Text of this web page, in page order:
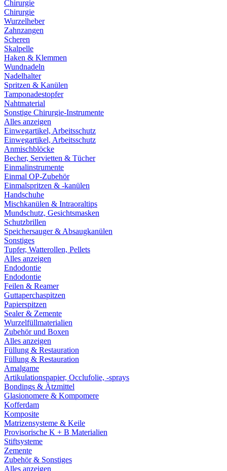
Chirurgie
Chirurgie
Wurzelheber
Zahnzangen
Scheren
Skalpelle
Haken & Klemmen
Wundnadeln
Nadelhalter
Spritzen & Kanülen
Tamponadestopfer
Nahtmaterial
Sonstige Chirurgie-Instrumente
Alles anzeigen
Einwegartikel, Arbeitsschutz
Einwegartikel, Arbeitsschutz
Anmischblöcke
Becher, Servietten & Tücher
Einmalinstrumente
Einmal OP-Zubehör
Einmalspritzen & -kanülen
Handschuhe
Mischkanülen & Intraoraltips
Mundschutz, Gesichtsmasken
Schutzbrillen
Speichersauger & Absaugkanülen
Sonstiges
Tupfer, Watterollen, Pellets
Alles anzeigen
Endodontie
Endodontie
Feilen & Reamer
Guttaperchaspitzen
Papierspitzen
Sealer & Zemente
Wurzelfüllmaterialien
Zubehör und Boxen
Alles anzeigen
Füllung & Restauration
Füllung & Restauration
Amalgame
Artikulationspapier, Occlufolie, -sprays
Bondings & Ätzmittel
Glasionomere & Kompomere
Kofferdam
Komposite
Matrizensysteme & Keile
Provisorische K + B Materialien
Stiftsysteme
Zemente
Zubehör & Sonstiges
Alles anzeigen